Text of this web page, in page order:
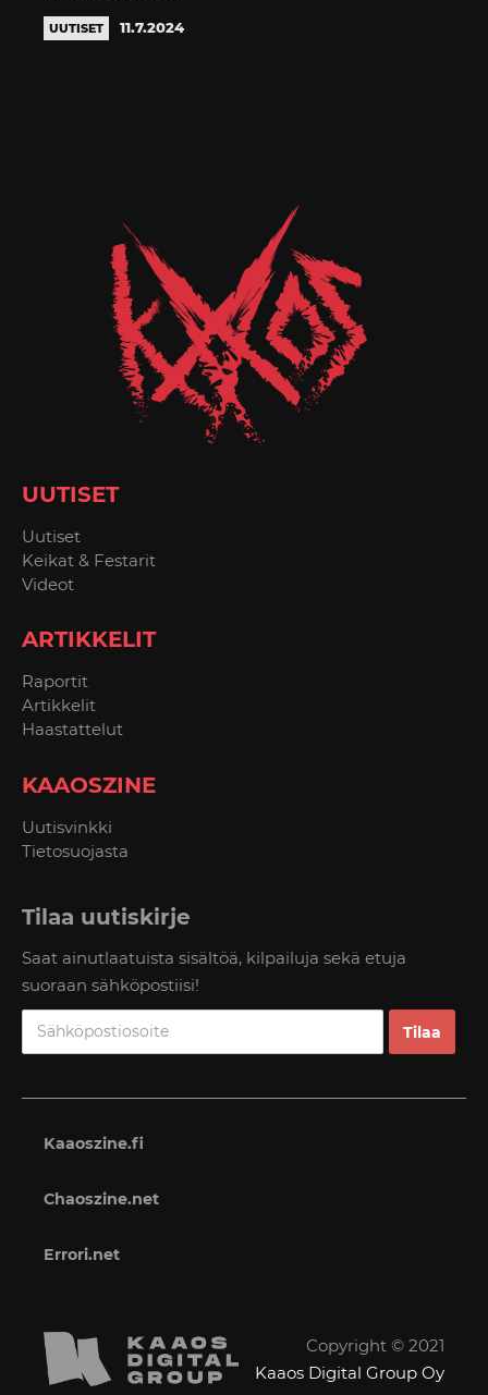
UUTISET 11.7.2024
UUTISET
Uutiset
Keikat & Festarit
Videot
ARTIKKELIT
Raportit
Artikkelit
Haastattelut
KAAOSZINE
Uutisvinkki
Tietosuojasta
Tilaa uutiskirje
Saat ainutlaatuista sisältöä, kilpailuja sekä etuja
suoraan sähköpostiisi!
Kaaoszine.fi
Chaoszine.net
Errori.net
Copyright © 2021
Kaaos Digital Group Oy